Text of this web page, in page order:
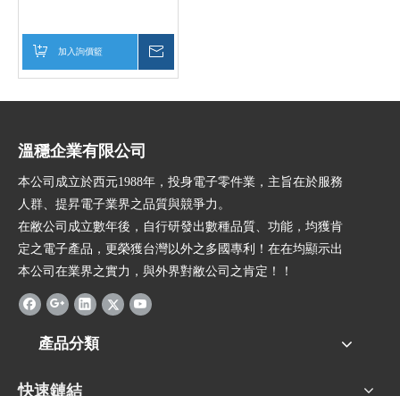
加入詢價籃
溫穩企業有限公司
本公司成立於西元1988年，投身電子零件業，主旨在於服務
人群、提昇電子業界之品質與競爭力。
在敝公司成立數年後，自行研發出數種品質、功能，均獲肯
定之電子產品，更榮獲台灣以外之多國專利！在在均顯示出
本公司在業界之實力，與外界對敝公司之肯定！！
產品分類
快速鏈結